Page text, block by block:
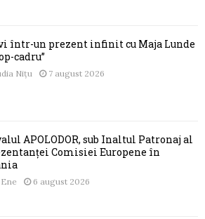
într-un prezent infinit cu Maja Lunde
cadru”
Nițu 7 august 2026
APOLODOR, sub Înaltul Patronaj al
Comisiei Europene în
6 august 2026